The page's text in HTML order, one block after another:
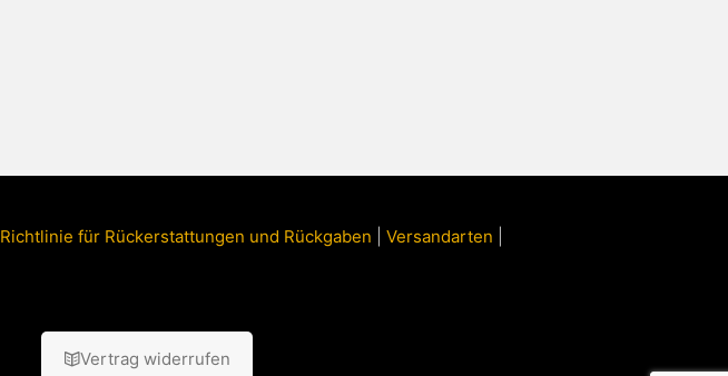
Richtlinie für Rückerstattungen und Rückgaben Versandarten
Vertrag widerrufen